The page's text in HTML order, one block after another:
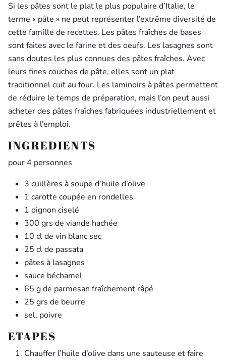
Si les pâtes sont le plat le plus populaire d’Italie, le
terme « pâte » ne peut représenter l’extrême diversité de
cette famille de recettes. Les pâtes fraîches de bases
sont faites avec le farine et des oeufs. Les lasagnes sont
sans doutes les plus connues des pâtes fraîches. Avec
leurs fines couches de pâte, elles sont un plat
traditionnel cuit au four. Les laminoirs à pâtes permettent
de réduire le temps de préparation, mais l’on peut aussi
acheter des pâtes fraîches fabriquées industriellement et
prêtes à l’emploi.
INGREDIENTS
pour 4 personnes
3 cuillères à soupe d’huile d’olive
1 carotte coupée en rondelles
1 oignon ciselé
300 grs de viande hachée
10 cl de vin blanc sec
25 cl de passata
pâtes à lasagnes
sauce béchamel
65 g de parmesan fraîchement râpé
25 grs de beurre
sel, poivre
ETAPES
Chauffer l’huile d’olive dans une sauteuse et faire